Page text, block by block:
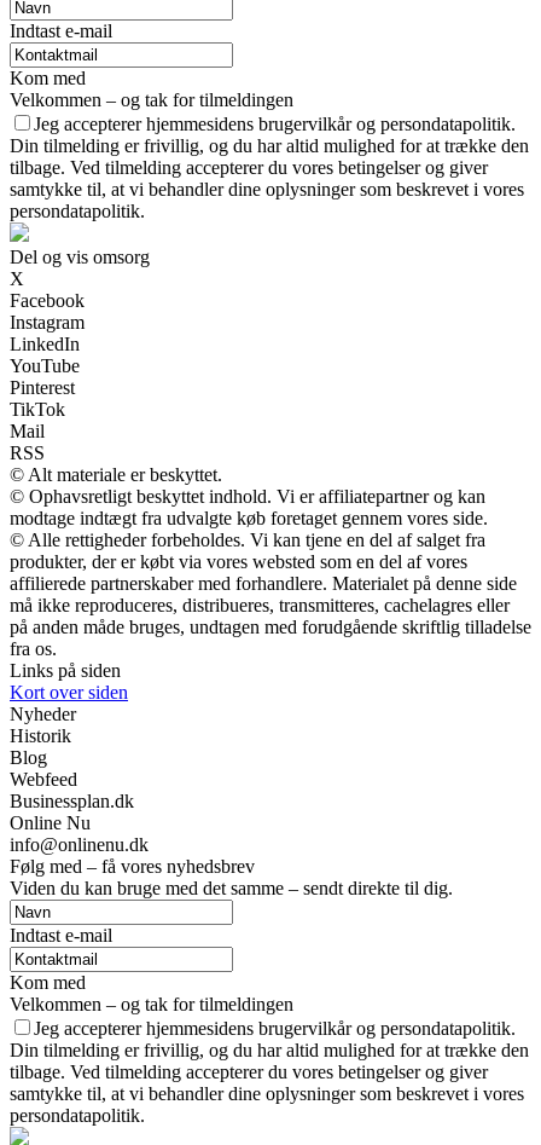
Indtast e-mail
Kom med
Velkommen – og tak for tilmeldingen
Jeg accepterer hjemmesidens brugervilkår og persondatapolitik.
Din tilmelding er frivillig, og du har altid mulighed for at trække den
tilbage. Ved tilmelding accepterer du vores betingelser og giver
samtykke til, at vi behandler dine oplysninger som beskrevet i vores
persondatapolitik.
Del og vis omsorg
X
Facebook
Instagram
LinkedIn
YouTube
Pinterest
TikTok
Mail
RSS
© Alt materiale er beskyttet.
© Ophavsretligt beskyttet indhold. Vi er affiliatepartner og kan
modtage indtægt fra udvalgte køb foretaget gennem vores side.
© Alle rettigheder forbeholdes. Vi kan tjene en del af salget fra
produkter, der er købt via vores websted som en del af vores
affilierede partnerskaber med forhandlere. Materialet på denne side
må ikke reproduceres, distribueres, transmitteres, cachelagres eller
på anden måde bruges, undtagen med forudgående skriftlig tilladelse
fra os.
Links på siden
Kort over siden
Nyheder
Historik
Blog
Webfeed
Businessplan.dk
Online Nu
info@onlinenu.dk
Følg med – få vores nyhedsbrev
Viden du kan bruge med det samme – sendt direkte til dig.
Indtast e-mail
Kom med
Velkommen – og tak for tilmeldingen
Jeg accepterer hjemmesidens brugervilkår og persondatapolitik.
Din tilmelding er frivillig, og du har altid mulighed for at trække den
tilbage. Ved tilmelding accepterer du vores betingelser og giver
samtykke til, at vi behandler dine oplysninger som beskrevet i vores
persondatapolitik.